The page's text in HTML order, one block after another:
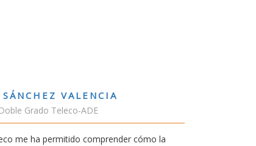
RUBÉN URRACA TORICES
Estudiante Grado de Ing.Tecnologías
En cualquier carrera necesitas una buena